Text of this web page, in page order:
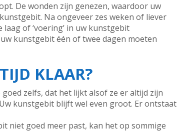
De wonden zijn genezen, waardoor uw
Na ongeveer zes weken of liever
of ‘voering’ in uw kunstgebit
kunstgebit één of twee dagen moeten
KLAAR?
zelfs, dat het lijkt alsof ze er altijd zijn
kunstgebit blijft wel even groot. Er ontstaat
niet goed meer past, kan het op sommige